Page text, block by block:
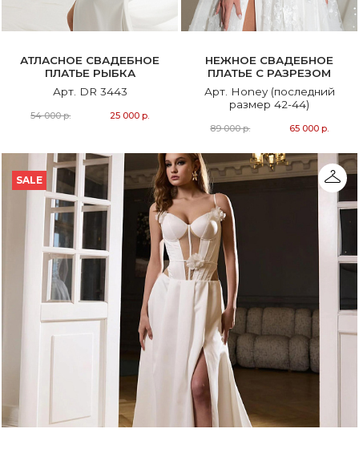
АТЛАСНОЕ СВАДЕБНОЕ
ПЛАТЬЕ РЫБКА
Арт. DR 3443
54 000 р. 25 000 р.
НЕЖНОЕ СВАДЕБНОЕ
ПЛАТЬЕ С РАЗРЕЗОМ
Арт. Honey (последний
размер 42-44)
89 000 р. 65 000 р.
SALE